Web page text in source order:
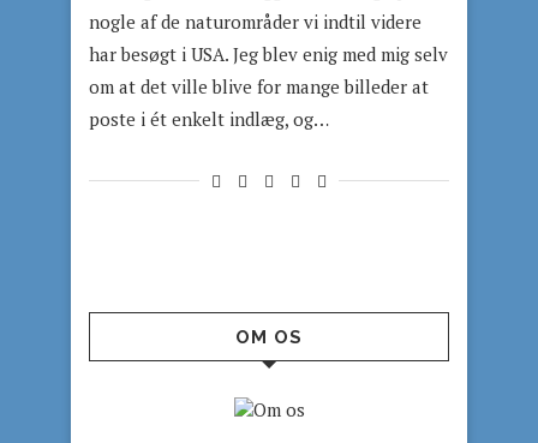
nogle af de naturområder vi indtil videre
har besøgt i USA. Jeg blev enig med mig selv
om at det ville blive for mange billeder at
poste i ét enkelt indlæg, og…
OM OS